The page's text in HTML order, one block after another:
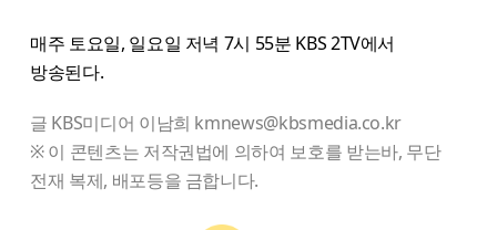
매주 토요일, 일요일 저녁 7시 55분 KBS 2TV에서
방송된다.
글 KBS미디어 이남희 kmnews@kbsmedia.co.kr
※ 이 콘텐츠는 저작권법에 의하여 보호를 받는바, 무단
전재 복제, 배포등을 금합니다.